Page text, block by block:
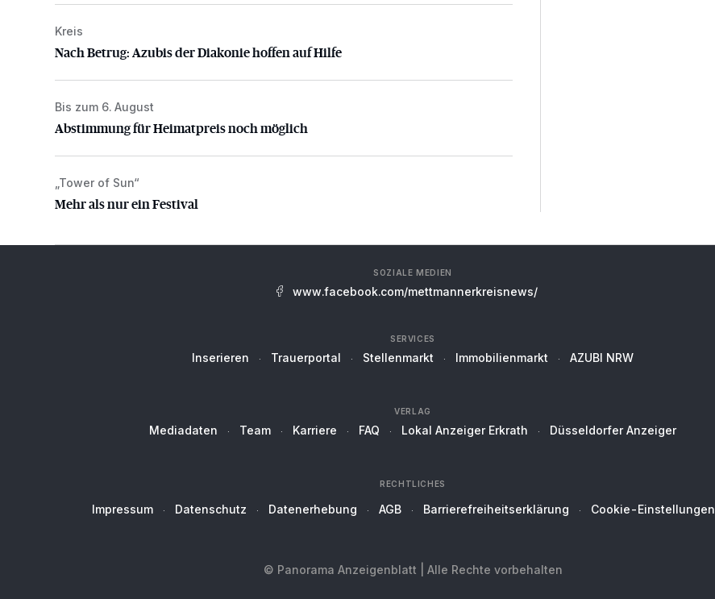
Nach Betrug: Azubis der Diakonie hoffen auf Hilfe
Kreis
Nach Betrug: Azubis der Diakonie hoffen auf Hilfe
Abstimmung für Heimatpreis noch möglich
Bis zum 6. August
Abstimmung für Heimatpreis noch möglich
Mehr als nur ein Festival
„Tower of Sun“
Mehr als nur ein Festival
SOZIALE MEDIEN
www.facebook.com/mettmannerkreisnews/
SERVICES
Inserieren Trauerportal Stellenmarkt Immobilienmarkt AZUBI NRW
VERLAG
Mediadaten Team Karriere FAQ Lokal Anzeiger Erkrath Düsseldorfer Anzeiger
RECHTLICHES
Impressum Datenschutz Datenerhebung AGB Barrierefreiheitserklärung Cookie-Einstellungen
© Panorama Anzeigenblatt | Alle Rechte vorbehalten